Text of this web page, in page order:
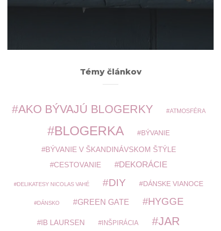
Témy článkov
AKO BÝVAJÚ BLOGERKY ATMOSFÉRA
BLOGERKA BÝVANIE
BÝVANIE V ŠKANDINÁVSKOM ŠTÝLE
CESTOVANIE
DEKORÁCIE
DELIKATESY NICOLAS VAHÉ DIY DÁNSKE VIANOCE
DÁNSKO GREEN GATE HYGGE
IB LAURSEN INŠPIRÁCIA JAR